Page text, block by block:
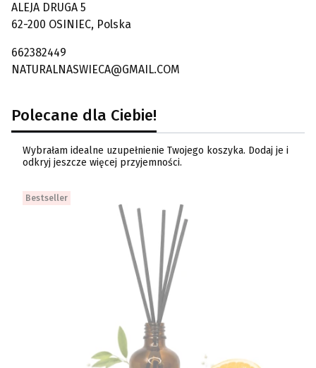
ALEJA DRUGA 5
62-200 OSINIEC, Polska
662382449
NATURALNASWIECA@GMAIL.COM
Polecane dla Ciebie!
Wybrałam idealne uzupełnienie Twojego koszyka. Dodaj je i
odkryj jeszcze więcej przyjemności.
Bestseller